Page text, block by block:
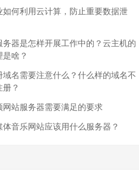
如何利用云计算，防止重要数据泄
务器是怎样开展工作中的？云主机的
是啥？
域名需要注意什么？什么样的域名不
册？
网站服务器需要满足的要求
体音乐网站应该用什么服务器？